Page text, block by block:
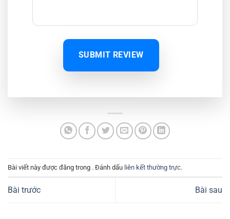
SUBMIT REVIEW
Bài viết này được đăng trong . Đánh dấu liên kết thường trực.
Bài trước Bài sau